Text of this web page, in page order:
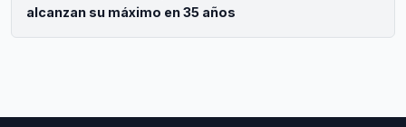
alcanzan su máximo en 35 años